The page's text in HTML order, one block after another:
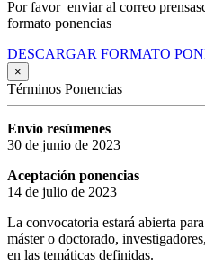
Por favor enviar al correo
formato ponencias
DESCARGAR FORMATO
×
Términos Ponencias
Envío resúmenes
30 de junio de 2023
Aceptación ponencias
14 de julio de 2023
La convocatoria estará abierta
máster o doctorado,
en las temáticas definidas.